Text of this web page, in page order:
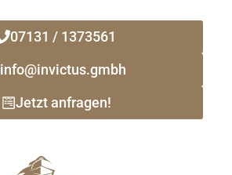
07131 / 1373561
info@invictus.gmbh
Jetzt anfragen!